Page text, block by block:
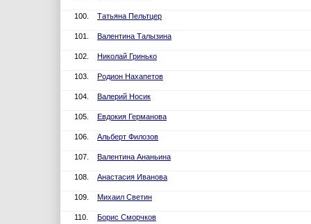
100. Татьяна Пельтцер
101. Валентина Талызина
102. Николай Гринько
103. Родион Нахапетов
104. Валерий Носик
105. Евдокия Германова
106. Альберт Филозов
107. Валентина Ананьина
108. Анастасия Иванова
109. Михаил Светин
110. Борис Сморчков